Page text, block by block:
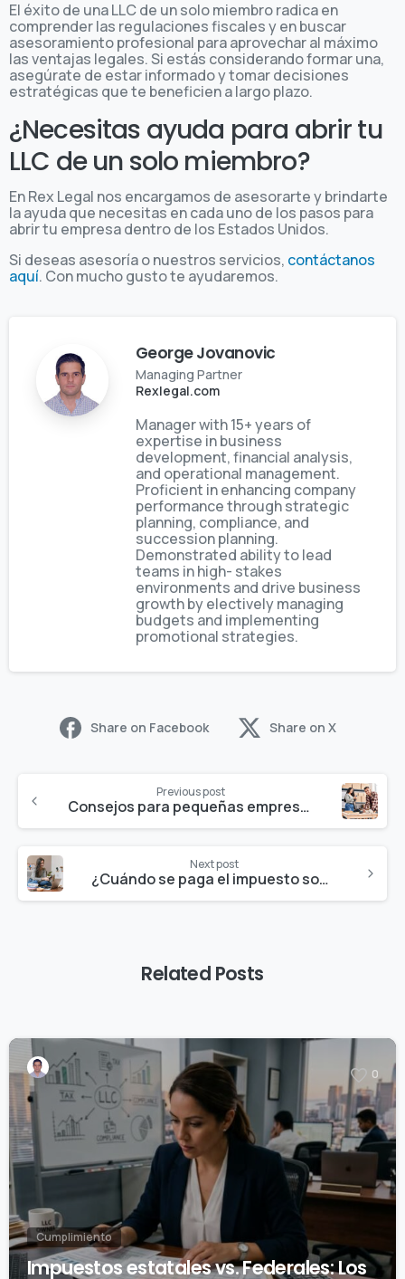
El éxito de una LLC de un solo miembro radica en
comprender las regulaciones fiscales y en buscar
asesoramiento profesional para aprovechar al máximo
las ventajas legales. Si estás considerando formar una,
asegúrate de estar informado y tomar decisiones
estratégicas que te beneficien a largo plazo.
¿Necesitas ayuda para abrir tu
LLC de un solo miembro?
En Rex Legal nos encargamos de asesorarte y brindarte
la ayuda que necesitas en cada uno de los pasos para
abrir tu empresa dentro de los Estados Unidos.
Si deseas asesoría o nuestros servicios, contáctanos
aquí. Con mucho gusto te ayudaremos.
George Jovanovic
Managing Partner
Rexlegal.com
Manager with 15+ years of
expertise in business
development, financial analysis,
and operational management.
Proficient in enhancing company
performance through strategic
planning, compliance, and
succession planning.
Demonstrated ability to lead
teams in high- stakes
environments and drive business
growth by electively managing
budgets and implementing
promotional strategies.
Share on Facebook Share on X
Previous post
Consejos para pequeñas empresas para reducir impuestos en 2026
Next post
¿Cuándo se paga el impuesto sobre las ventas en línea?
Related Posts
0
Cumplimiento
Impuestos estatales vs. Federales: Los